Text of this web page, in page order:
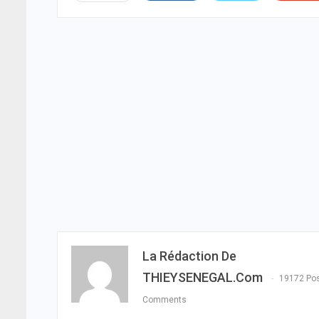
La Rédaction De
THIEYSENEGAL.com
19172
Comments